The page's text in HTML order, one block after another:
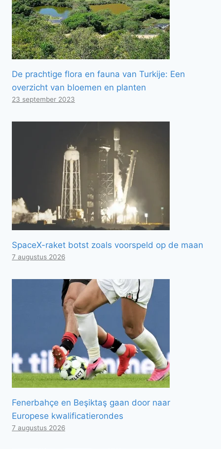
De prachtige flora en fauna van Turkije: Een
overzicht van bloemen en planten
23 september 2023
SpaceX-raket botst zoals voorspeld op de maan
7 augustus 2026
Fenerbahçe en Beşiktaş gaan door naar
Europese kwalificatierondes
7 augustus 2026